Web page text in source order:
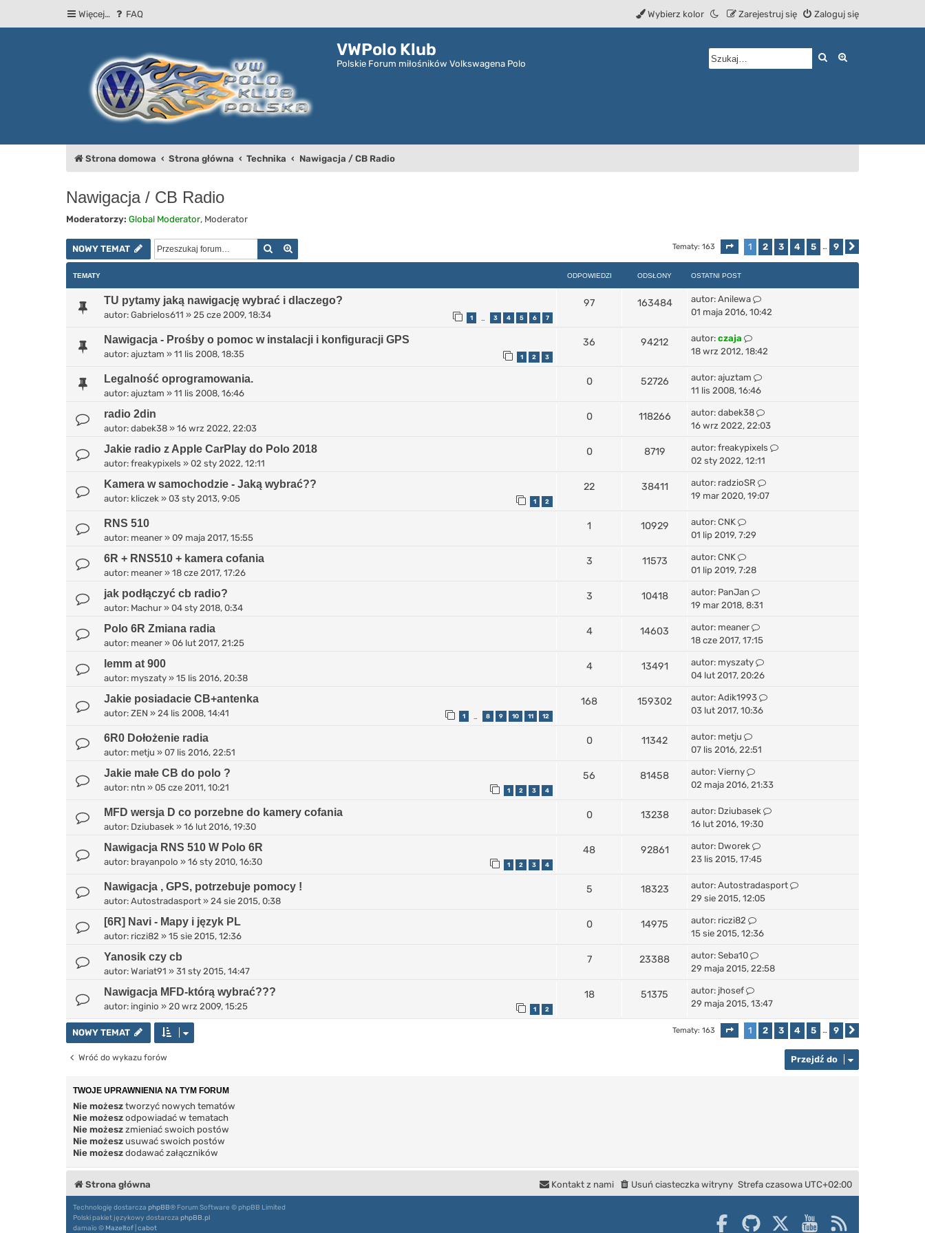
Więcej… FAQ Zaloguj się
Zarejestruj się
Wybierz kolor
VWPolo Klub
Polskie Forum miłośników Volkswagena Polo
Szukaj
Strona domowa Strona główna Technika Nawigacja / CB Radio
Nawigacja / CB Radio
Moderatorzy: Global Moderator, Moderator
NOWY TEMAT Szukaj Tematy: 163 Strona1 z9
1 2 3 4 5 … 9
TEMATY ODPOWIEDZI ODSŁONY OSTATNI POST
TU pytamy jaką nawigację wybrać i dlaczego?
autor: Gabrielos611 » 25 cze 2009, 18:34 1 3 4 5 6 7
97 163484 autor: Anilewa
01 maja 2016, 10:42
Nawigacja - Prośby o pomoc w instalacji i konfiguracji GPS
autor: ajuztam » 11 lis 2008, 18:35 1 2 3
36 94212 autor: czaja
18 wrz 2012, 18:42
Legalność oprogramowania.
autor: ajuztam » 11 lis 2008, 16:46
0 52726 autor: ajuztam
11 lis 2008, 16:46
radio 2din
autor: dabek38 » 16 wrz 2022, 22:03
0 118266 autor: dabek38
16 wrz 2022, 22:03
Jakie radio z Apple CarPlay do Polo 2018
autor: freakypixels » 02 sty 2022, 12:11
0 8719 autor: freakypixels
02 sty 2022, 12:11
Kamera w samochodzie - Jaką wybrać??
autor: kliczek » 03 sty 2013, 9:05 1 2
22 38411 autor: radzioSR
19 mar 2020, 19:07
RNS 510
autor: meaner » 09 maja 2017, 15:55
1 10929 autor: CNK
01 lip 2019, 7:29
6R + RNS510 + kamera cofania
autor: meaner » 18 cze 2017, 17:26
3 11573 autor: CNK
01 lip 2019, 7:28
jak podłączyć cb radio?
autor: Machur » 04 sty 2018, 0:34
3 10418 autor: PanJan
19 mar 2018, 8:31
Polo 6R Zmiana radia
autor: meaner » 06 lut 2017, 21:25
4 14603 autor: meaner
18 cze 2017, 17:15
lemm at 900
autor: myszaty » 15 lis 2016, 20:38
4 13491 autor: myszaty
04 lut 2017, 20:26
Jakie posiadacie CB+antenka
autor: ZEN » 24 lis 2008, 14:41 1 8 9 10 11 12
168 159302 autor: Adik1993
03 lut 2017, 10:36
6R0 Dołożenie radia
autor: metju » 07 lis 2016, 22:51
0 11342 autor: metju
07 lis 2016, 22:51
Jakie małe CB do polo ?
autor: ntn » 05 cze 2011, 10:21 1 2 3 4
56 81458 autor: Vierny
02 maja 2016, 21:33
MFD wersja D co porzebne do kamery cofania
autor: Dziubasek » 16 lut 2016, 19:30
0 13238 autor: Dziubasek
16 lut 2016, 19:30
Nawigacja RNS 510 W Polo 6R
autor: brayanpolo » 16 sty 2010, 16:30 1 2 3 4
48 92861 autor: Dworek
23 lis 2015, 17:45
Nawigacja , GPS, potrzebuje pomocy !
autor: Autostradasport » 24 sie 2015, 0:38
5 18323 autor: Autostradasport
29 sie 2015, 12:05
[6R] Navi - Mapy i język PL
autor: riczi82 » 15 sie 2015, 12:36
0 14975 autor: riczi82
15 sie 2015, 12:36
Yanosik czy cb
autor: Wariat91 » 31 sty 2015, 14:47
7 23388 autor: Seba10
29 maja 2015, 22:58
Nawigacja MFD-którą wybrać???
autor: inginio » 20 wrz 2009, 15:25 1 2
18 51375 autor: jhosef
29 maja 2015, 13:47
NOWY TEMAT Tematy: 163 Strona1 z9
1 2 3 4 5 … 9
Wróć do wykazu forów Przejdź do
TWOJE UPRAWNIENIA NA TYM FORUM
Nie możesz tworzyć nowych tematów
Nie możesz odpowiadać w tematach
Nie możesz zmieniać swoich postów
Nie możesz usuwać swoich postów
Nie możesz dodawać załączników
Strona główna Strefa czasowa UTC+02:00
Usuń ciasteczka witryny
Kontakt z nami
Technologię dostarcza phpBB® Forum Software © phpBB Limited
Polski pakiet językowy dostarcza phpBB.pl
damaïo © Mazeltof cabot